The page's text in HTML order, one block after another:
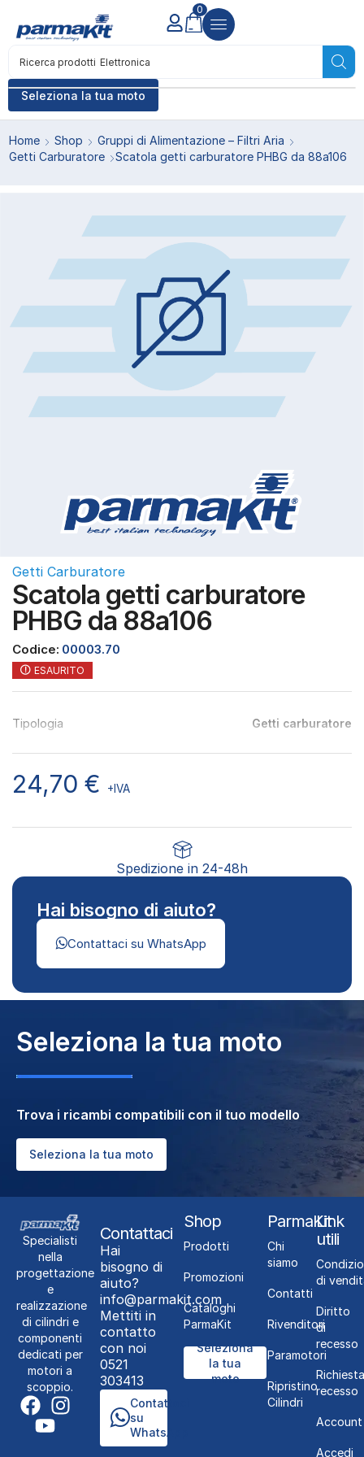
Seleziona la tua moto
Ricerca prodotti Elettronica
0
Home Shop
Gruppi di Alimentazione – Filtri Aria
Getti Carburatore
Scatola getti carburatore PHBG da 88a106
Getti Carburatore
Scatola getti carburatore
PHBG da 88a106
Codice: 00003.70
ESAURITO
Tipologia Getti carburatore
24,70 € +IVA
Spedizione in 24-48h
Hai bisogno di aiuto?
Contattaci su WhatsApp
Seleziona la tua moto
Trova i ricambi compatibili con il tuo modello
Seleziona la tua moto
Specialisti
nella
progettazione
e
realizzazione
di cilindri e
componenti
dedicati per
motori a
scoppio.
Contattaci
Hai
bisogno di
aiuto?
info@parmakit.com
Mettiti in
contatto
con noi
0521
303413
Contattaci
su
WhatsApp
Shop
Prodotti
Promozioni
Cataloghi
ParmaKit
Seleziona
la tua
moto
ParmaKit
Chi
siamo
Contatti
Rivenditori
Paramotori
Ripristino
Cilindri
Link
utili
di
Diritto
di
recesso
Richiesta
recesso
Account
Accedi